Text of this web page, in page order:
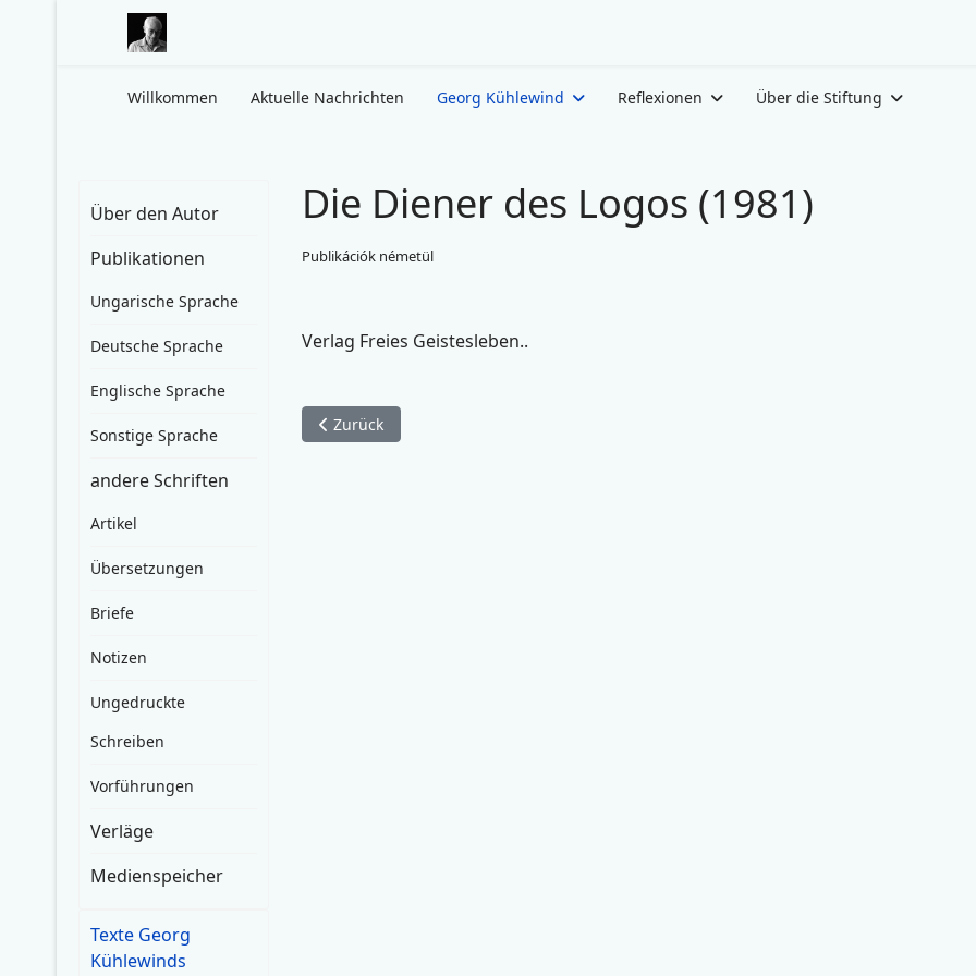
Willkommen Aktuelle Nachrichten Georg Kühlewind Reflexionen Über die Stiftung
Über den Autor
Publikationen
Ungarische Sprache
Deutsche Sprache
Englische Sprache
Sonstige Sprache
andere Schriften
Artikel
Übersetzungen
Briefe
Notizen
Ungedruckte
Schreiben
Vorführungen
Verläge
Medienspeicher
Texte Georg
Kühlewinds
Die Diener des Logos (1981)
Publikációk németül
Verlag Freies Geistesleben..
Vorheriger Beitrag: Die Belehrung der Sinne (1990)
Zurück